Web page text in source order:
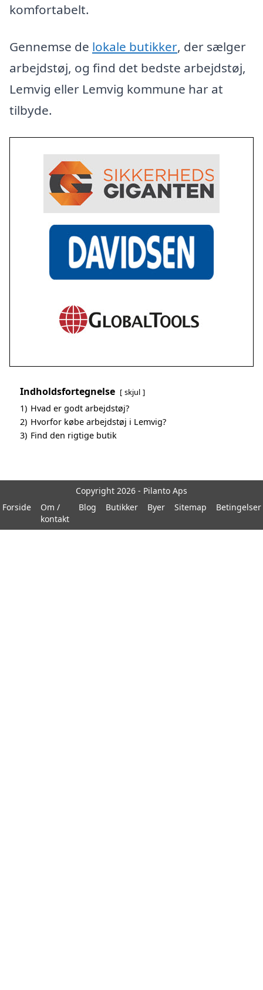
komfortabelt.
Gennemse de lokale butikker, der sælger
arbejdstøj, og find det bedste arbejdstøj,
Lemvig eller Lemvig kommune har at
tilbyde.
Indholdsfortegnelse skjul
1) Hvad er godt arbejdstøj?
2) Hvorfor købe arbejdstøj i Lemvig?
3) Find den rigtige butik
Copyright 2026 - Pilanto Aps
Forside
Om /
kontakt
Blog Butikker Byer Sitemap Betingelser